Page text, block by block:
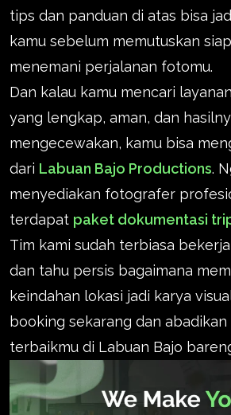
tips dan panduan di atas bisa
kamu sebelum memutuskan
menemani perjalanan fotomu.
Dan kalau kamu mencari
yang lengkap, aman, dan
mengecewakan, kamu bisa
dari Labuan Bajo Productions.
menyediakan fotografer
terdapat paket dokumentasi
Tim kami sudah terbiasa
dan tahu persis bagaimana
keindahan lokasi jadi karya
booking sekarang dan abadikan
terbaikmu di Labuan Bajo